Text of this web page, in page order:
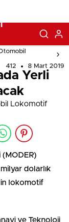
412 8 Mart 2019
Yerli
(MODER)
dolarlık
lokomotif
ve Teknoloji